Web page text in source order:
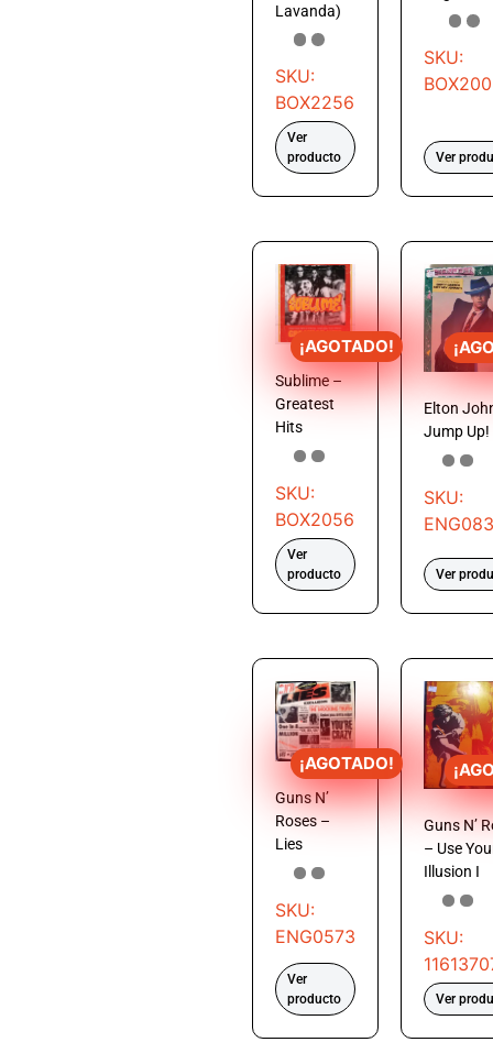
Lavanda)
SKU:
BOX2256
Ver
producto
SKU:
Ver
¡AGOTADO!
Sublime –
Greatest
Hits
SKU:
BOX2056
Ver
producto
Elton
Jump Up!
SKU:
Ver
¡AGOTADO!
Guns N’
Roses –
Lies
SKU:
ENG0573
Ver
producto
Guns N’
– Use
Illusion I
SKU:
Ver